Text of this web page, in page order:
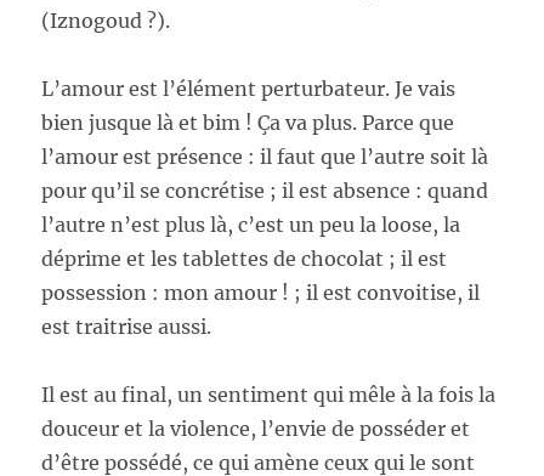
(Iznogoud ?).
L’amour est l’élément perturbateur. Je vais
bien jusque là et bim ! Ça va plus. Parce que
l’amour est présence : il faut que l’autre soit là
pour qu’il se concrétise ; il est absence : quand
l’autre n’est plus là, c’est un peu la loose, la
déprime et les tablettes de chocolat ; il est
possession : mon amour ! ; il est convoitise, il
est traitrise aussi.
Il est au final, un sentiment qui mêle à la fois la
douceur et la violence, l’envie de posséder et
d’être possédé, ce qui amène ceux qui le sont